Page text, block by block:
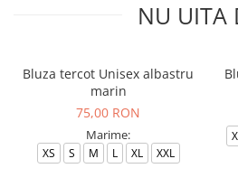
NU UITA
Bluza tercot Unisex albastru
marin
75,00 RON
Marime:
XS S M L XL XXL